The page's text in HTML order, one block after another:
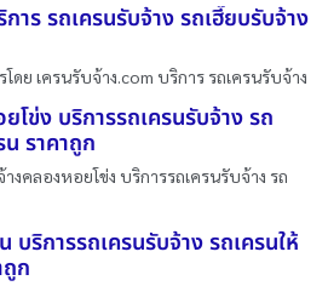
าร รถเครนรับจ้าง รถเฮี๊ยบรับจ้าง
ดย เครนรับจ้าง.com บริการ รถเครนรับจ้าง
โข่ง บริการรถเครนรับจ้าง รถ
น ราคาถูก
งคลองหอยโข่ง บริการรถเครนรับจ้าง รถ
บริการรถเครนรับจ้าง รถเครนให้
ถูก